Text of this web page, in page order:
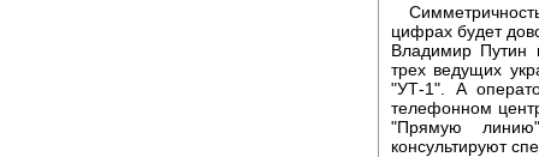
цифрах будет
Владимир Путин
трех ведущих
"УТ-1". А
телефонном
"Прямую
консультируют